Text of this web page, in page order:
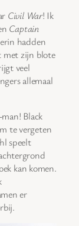
Civil War! Ik
Captain
hadden
met zijn blote
veel
allemaal
Black
te vergeten
speelt
kan komen.
er